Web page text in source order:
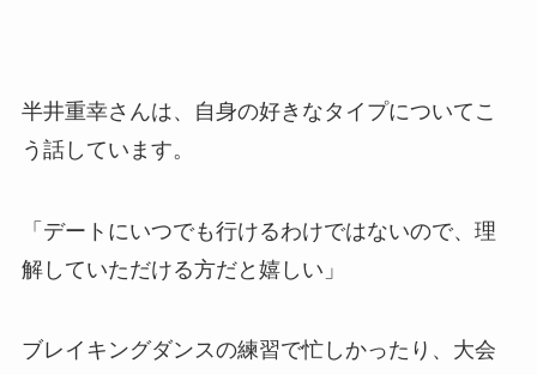
半井重幸さんは、自身の好きなタイプについてこ
う話しています。
「デートにいつでも行けるわけではないので、理
解していただける方だと嬉しい」
ブレイキングダンスの練習で忙しかったり、大会